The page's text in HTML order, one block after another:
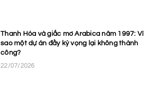
Thanh Hóa và giấc mơ Arabica năm 1997: Vì
sao một dự án đầy kỳ vọng lại không thành
công?
22/07/2026